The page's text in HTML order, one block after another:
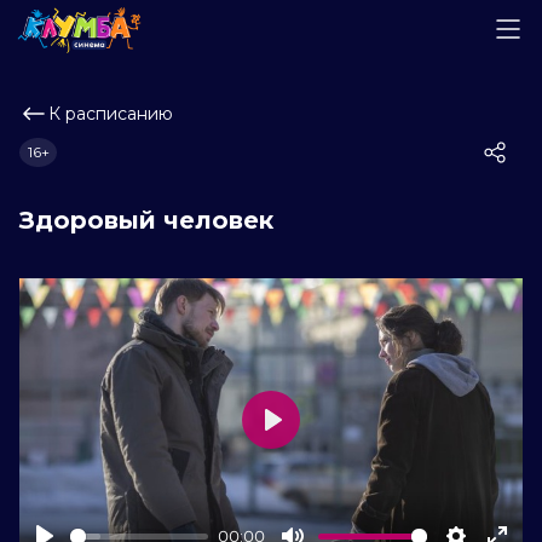
К расписанию
Здоровый человек
16+
00:00
Play